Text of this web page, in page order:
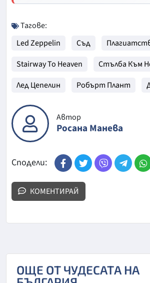
Тагове:
Led Zeppelin
Съд
Stairway To Heaven
Стълба Към
Лед Цепелин
Робърт Плант
Автор
Росана Манева
Сподели:
КОМЕНТИРАЙ
ОЩЕ ОТ ЧУДЕСАТА НА